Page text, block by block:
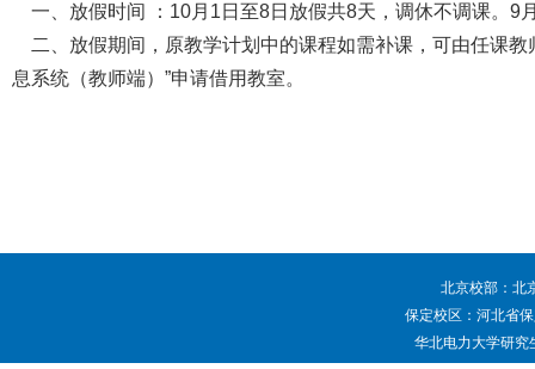
一、放假时间 ：10月1日至8日放假共8天，调休不调课。9
二、放假期间，原教学计划中的课程如需补课，可由任课
息系统（教师端）”申请借用教室。
北京校部：北
保定校区：河北省
华北电力大学研究